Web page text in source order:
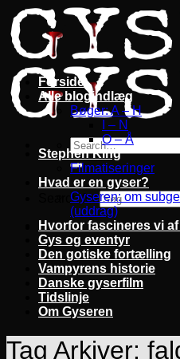
Fortsæt
til
indhold
Search for:
Forside
Alle blogindlæg
Bøger: A – H
I – N
O – Å
Stephen King
Filmatiseringer
Hvad er en gyser?
Gyseren: om
(uddrag)
Hvorfor fascineres vi
Gys og eventyr
Den gotiske fortælling
Vampyrens historie
Danske gyserfilm
Tidslinje
Om Gyseren
Tag Arkiver: